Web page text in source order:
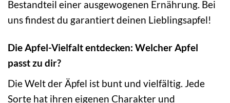
Bestandteil einer ausgewogenen Ernährung. Bei
uns findest du garantiert deinen Lieblingsapfel!
Die Apfel-Vielfalt entdecken: Welcher Apfel
passt zu dir?
Die Welt der Äpfel ist bunt und vielfältig. Jede
Sorte hat ihren eigenen Charakter und